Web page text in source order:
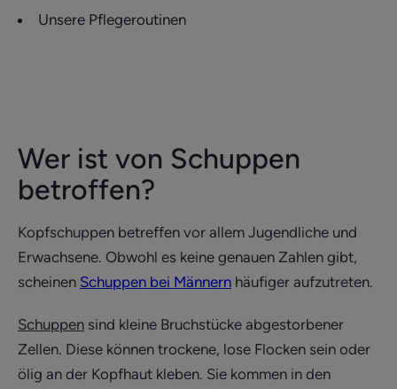
Unsere Pflegeroutinen
Wer ist von Schuppen
betroffen?
Kopfschuppen betreffen vor allem Jugendliche und
Erwachsene. Obwohl es keine genauen Zahlen gibt,
scheinen Schuppen bei Männern häufiger aufzutreten.
Schuppen sind kleine Bruchstücke abgestorbener
Zellen. Diese können trockene, lose Flocken sein oder
ölig an der Kopfhaut kleben. Sie kommen in den